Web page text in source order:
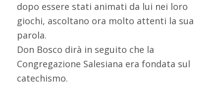
dopo essere stati animati da lui nei loro
giochi, ascoltano ora molto attenti la sua
parola.
Don Bosco dirà in seguito che la
Congregazione Salesiana era fondata sul
catechismo.